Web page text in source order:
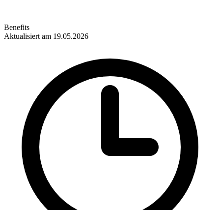
Benefits
Aktualisiert am 19.05.2026